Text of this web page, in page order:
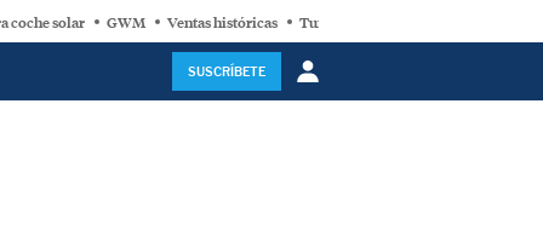
coche solar GWM Ventas históricas Turbina eólica
SUSCRÍBETE